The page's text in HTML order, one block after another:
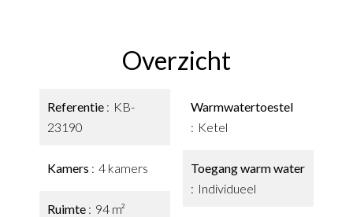
Overzicht
Referentie
KB-
23190
Kamers 4 kamers
Ruimte 94 m²
Warmwatertoestel
Ketel
Toegang warm water
Individueel